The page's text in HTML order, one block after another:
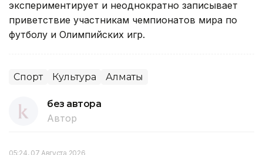
экспериментирует и неоднократно записывает
приветствие участникам чемпионатов мира по
футболу и Олимпийских игр.
Спорт Культура Алматы
без автора
Автор
05:24, 07 Августа 2026